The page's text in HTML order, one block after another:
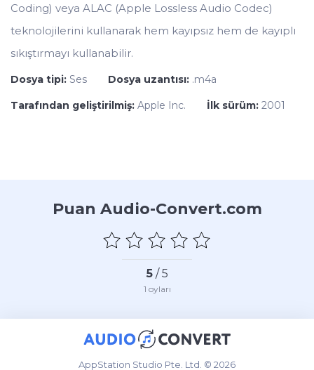
Coding) veya ALAC (Apple Lossless Audio Codec)
teknolojilerini kullanarak hem kayıpsız hem de kayıplı
sıkıştırmayı kullanabilir.
Dosya tipi: Ses Dosya uzantısı: .m4a
Tarafından geliştirilmiş: Apple Inc. İlk sürüm: 2001
Puan Audio-Convert.com
5/ 5
1 oyları
AppStation Studio Pte. Ltd. © 2026